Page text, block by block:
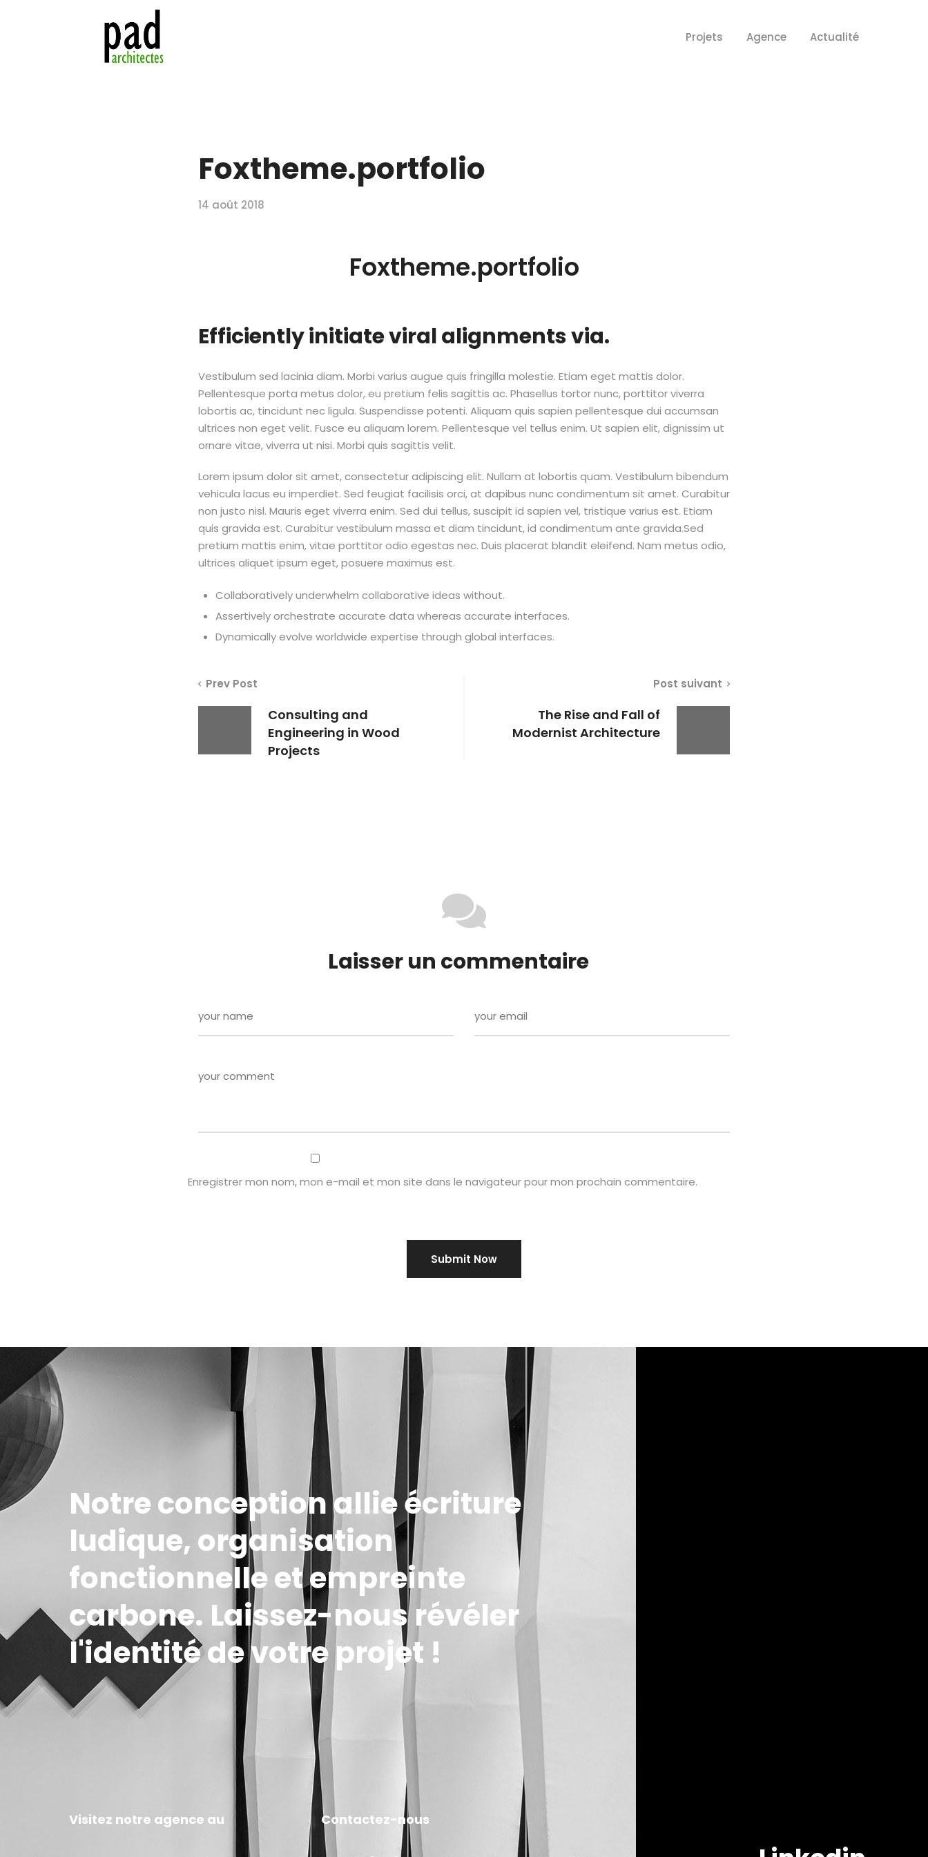
Projets Agence Actualité
Foxtheme.portfolio
14 août 2018
Foxtheme.portfolio
Efficiently initiate viral alignments via.
Vestibulum sed lacinia diam. Morbi varius augue quis fringilla molestie. Etiam eget mattis dolor.
Pellentesque porta metus dolor, eu pretium felis sagittis ac. Phasellus tortor nunc, porttitor viverra
lobortis ac, tincidunt nec ligula. Suspendisse potenti. Aliquam quis sapien pellentesque dui accumsan
ultrices non eget velit. Fusce eu aliquam lorem. Pellentesque vel tellus enim. Ut sapien elit, dignissim ut
ornare vitae, viverra ut nisi. Morbi quis sagittis velit.
Lorem ipsum dolor sit amet, consectetur adipiscing elit. Nullam at lobortis quam. Vestibulum bibendum
vehicula lacus eu imperdiet. Sed feugiat facilisis orci, at dapibus nunc condimentum sit amet. Curabitur
non justo nisl. Mauris eget viverra enim. Sed dui tellus, suscipit id sapien vel, tristique varius est. Etiam
quis gravida est. Curabitur vestibulum massa et diam tincidunt, id condimentum ante gravida.Sed
pretium mattis enim, vitae porttitor odio egestas nec. Duis placerat blandit eleifend. Nam metus odio,
ultrices aliquet ipsum eget, posuere maximus est.
Collaboratively underwhelm collaborative ideas without.
Assertively orchestrate accurate data whereas accurate interfaces.
Dynamically evolve worldwide expertise through global interfaces.
Prev Post
Consulting and
Engineering in Wood
Projects
Post suivant
The Rise and Fall of
Modernist Architecture
Laisser un commentaire
Enregistrer mon nom, mon e-mail et mon site dans le navigateur pour mon prochain commentaire.
Notre conception allie écriture
ludique, organisation
fonctionnelle et empreinte
carbone. Laissez-nous révéler
l'identité de votre projet !
Visitez notre agence au Contactez-nous